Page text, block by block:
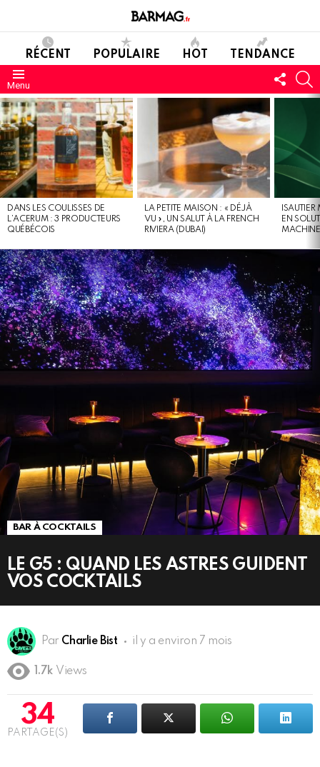
RÉCENT POPULAIRE HOT TENDANCE
Menu
NOUS
DERNIERS
MESSAGES
DANS LES COULISSES DE
L’ACERUM : 3 PRODUCTEURS
QUÉBÉCOIS
LA PETITE MAISON : « DÉJÀ
VU », UN SALUT À LA FRENCH
RIVIERA (DUBAI)
EN
MACHINE
BAR À COCKTAILS
LE G5 : QUAND LES ASTRES GUIDENT
VOS COCKTAILS
Par Charlie Bist il y a environ 7 mois
1.7k Views
34
PARTAGE(S)